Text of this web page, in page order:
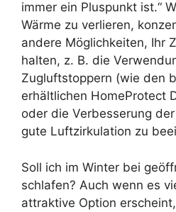
immer ein Pluspunkt ist.“
Wärme zu verlieren,
andere Möglichkeiten, Ihr
halten, z. B. die
Zugluftstoppern (wie den
erhältlichen HomeProtect
oder die Verbesserung
gute Luftzirkulation zu
Soll ich im Winter bei
schlafen? Auch wenn es
attraktive Option